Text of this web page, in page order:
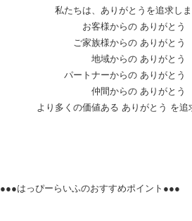
私たちは、ありがとうを追求しま
お客様からの ありがとう
ご家族様からの ありがとう
地域からの ありがとう
パートナーからの ありがとう
仲間からの ありがとう
より多くの価値ある ありがとう を追
●●●はっぴーらいふ